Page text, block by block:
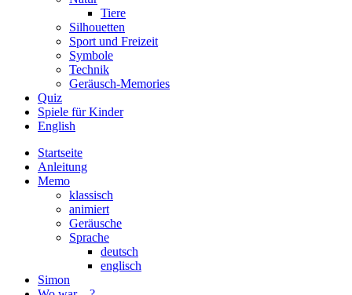
Tiere
Silhouetten
Sport und Freizeit
Symbole
Technik
Geräusch-Memories
Quiz
Spiele für Kinder
English
Startseite
Anleitung
Memo
klassisch
animiert
Geräusche
Sprache
deutsch
englisch
Simon